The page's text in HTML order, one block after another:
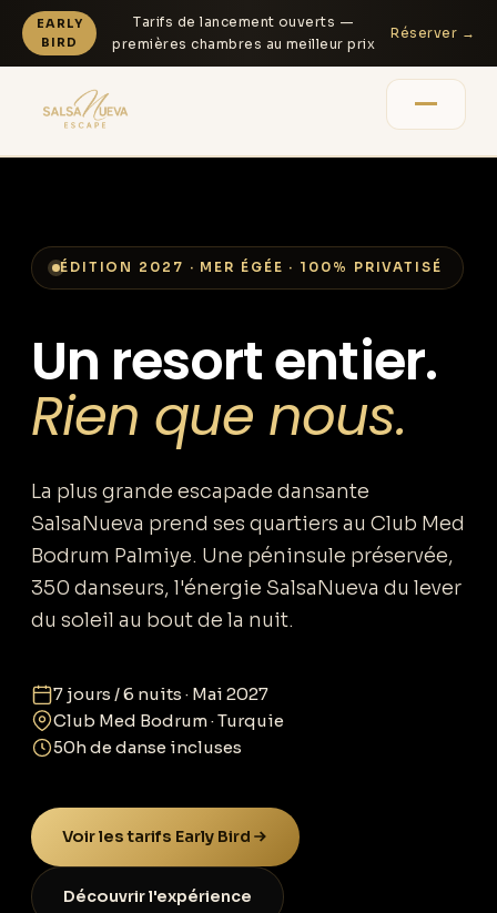
EARLY
BIRD
Tarifs de lancement ouverts —
premières chambres au meilleur prix
Réserver →
Le lieu
Line-up
FAQ
Réserver ma place
ÉDITION 2027 · MER ÉGÉE · 100% PRIVATISÉ
Un resort entier.
Rien que nous.
La plus grande escapade dansante
SalsaNueva prend ses quartiers au Club Med
Bodrum Palmiye. Une péninsule préservée,
350 danseurs, l'énergie SalsaNueva du lever
du soleil au bout de la nuit.
7 jours / 6 nuits · Mai 2027
Club Med Bodrum · Turquie
50h de danse incluses
Voir les tarifs Early Bird
Découvrir l'expérience